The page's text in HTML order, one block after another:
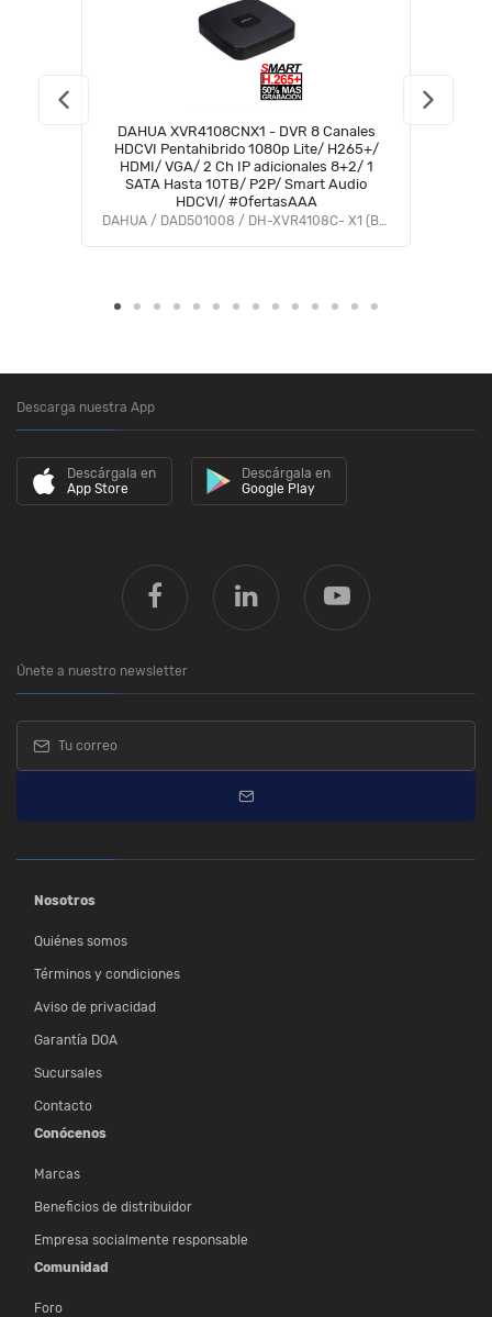
DAHUA XVR4108CNX1 - DVR 8 Canales
HDCVI Pentahibrido 1080p Lite/ H265+/
HDMI/ VGA/ 2 Ch IP adicionales 8+2/ 1
SATA Hasta 10TB/ P2P/ Smart Audio
HDCVI/ #OfertasAAA
DAHUA / DAD501008 / DH-XVR4108C- X1 (BLACK)
Descarga nuestra App
Descárgala en
App Store
Descárgala en
Google Play
Únete a nuestro newsletter
Nosotros
Quiénes somos
Términos y condiciones
Aviso de privacidad
Garantía DOA
Sucursales
Contacto
Conócenos
Marcas
Beneficios de distribuidor
Empresa socialmente responsable
Comunidad
Foro